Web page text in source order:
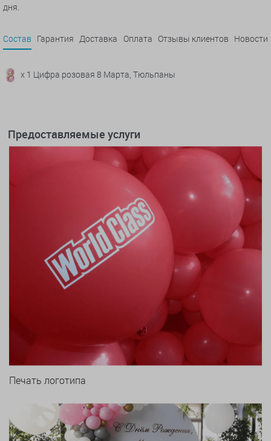
дня.
Состав Гарантия Доставка Оплата Отзывы клиентов Новости
x 1 Цифра розовая 8 Марта, Тюльпаны
Предоставляемые услуги
Печать логотипа